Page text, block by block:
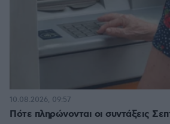
Πότε πληρώνονται οι συντάξεις
10.08.2026, 09:57